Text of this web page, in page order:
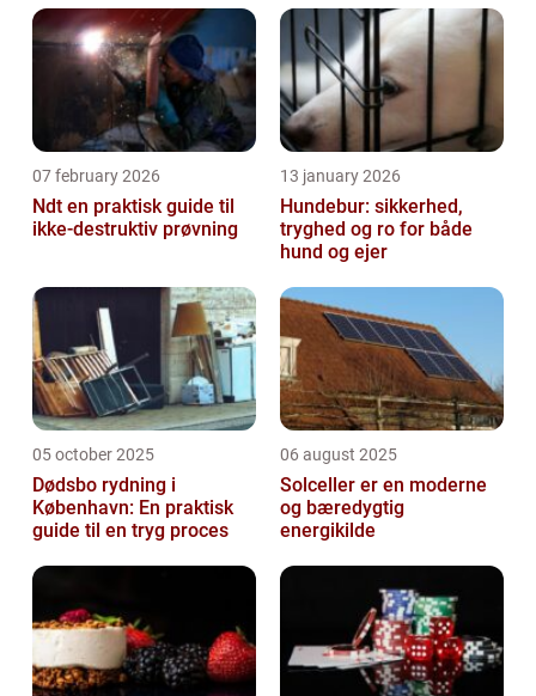
07 february 2026
Ndt en praktisk guide til
ikke-destruktiv prøvning
13 january 2026
Hundebur: sikkerhed,
tryghed og ro for både
hund og ejer
05 october 2025
Dødsbo rydning i
København: En praktisk
guide til en tryg proces
06 august 2025
Solceller er en moderne
og bæredygtig
energikilde